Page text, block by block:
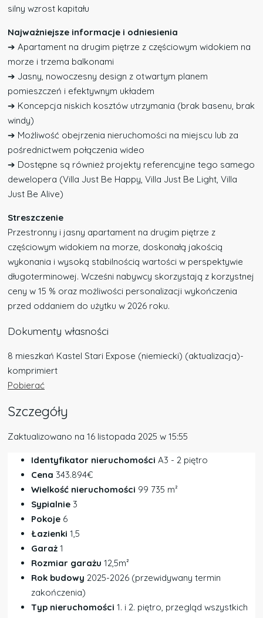
silny wzrost kapitału
Najważniejsze informacje i odniesienia
➔ Apartament na drugim piętrze z częściowym widokiem na
morze i trzema balkonami
➔ Jasny, nowoczesny design z otwartym planem
pomieszczeń i efektywnym układem
➔ Koncepcja niskich kosztów utrzymania (brak basenu, brak
windy)
➔ Możliwość obejrzenia nieruchomości na miejscu lub za
pośrednictwem połączenia wideo
➔ Dostępne są również projekty referencyjne tego samego
dewelopera (Villa Just Be Happy, Villa Just Be Light, Villa
Just Be Alive)
Streszczenie
Przestronny i jasny apartament na drugim piętrze z
częściowym widokiem na morze, doskonałą jakością
wykonania i wysoką stabilnością wartości w perspektywie
długoterminowej. Wcześni nabywcy skorzystają z korzystnej
ceny w 15 % oraz możliwości personalizacji wykończenia
przed oddaniem do użytku w 2026 roku.
Dokumenty własności
8 mieszkań Kastel Stari Expose (niemiecki) (aktualizacja)-
komprimiert
Pobierać
Szczegóły
Zaktualizowano na 16 listopada 2025 w 15:55
Identyfikator nieruchomości A3 - 2 piętro
Cena 343.894€
Wielkość nieruchomości 99 735 m²
Sypialnie 3
Pokoje 6
Łazienki 1,5
Garaż 1
Rozmiar garażu 12,5m²
Rok budowy 2025-2026 (przewidywany termin
zakończenia)
Typ nieruchomości 1. i 2. piętro, przegląd wszystkich